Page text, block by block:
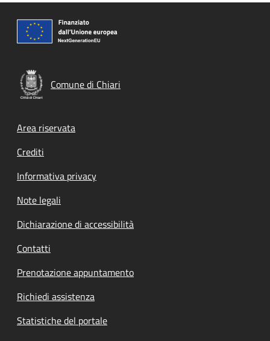
Comune di Chiari
Footer menu
Area riservata
Crediti
Informativa privacy
Note legali
Dichiarazione di accessibilità
Contatti
Prenotazione appuntamento
Richiedi assistenza
Statistiche del portale